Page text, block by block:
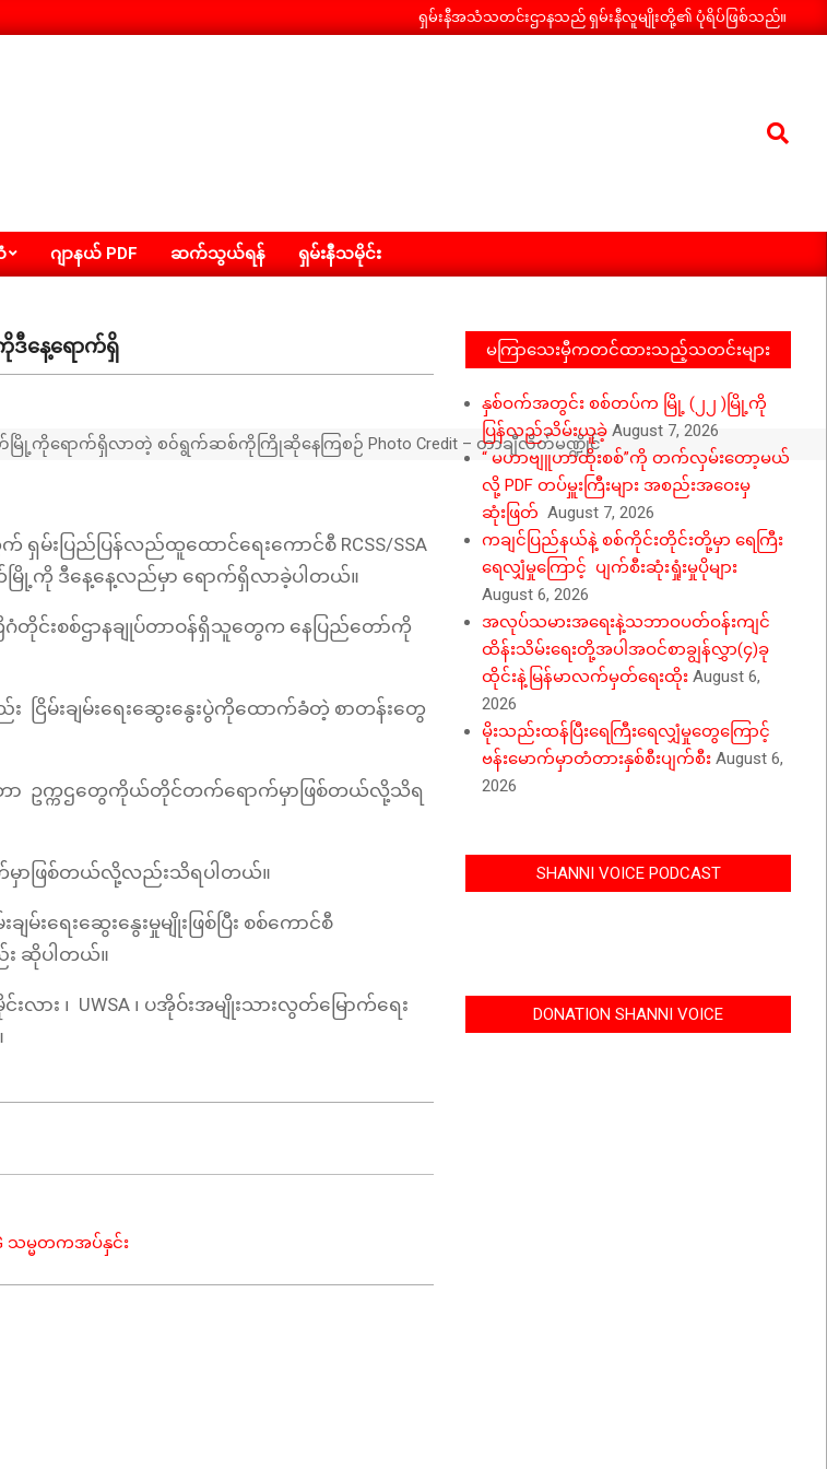
ရှမ်းနီအသံသတင်းဌာနသည် ရှမ်းနီလူမျိုးတို့၏ ပုံရိပ်ဖြစ်သည်။
Search
ဂျာနယ် PDF ဆက်သွယ်ရန် ရှမ်းနီသမိုင်း
ကိုဒီနေ့ရောက်ရှိ
ြို့ကိုရောက်ရှိလာတဲ့ စ၀်ရွက်ဆစ်ကိုကြိုဆိုနေကြစဉ် Photo Credit – တာချီလိတ်မဏ္ဍိုင်
ရှမ်းပြည်ပြန်လည်ထူထောင်ရေးကောင်စီ RCSS/SSA
ြို့ကို ဒီနေ့နေ့လည်မှာ ရောက်ရှိလာခဲ့ပါတယ်။
င်းစစ်ဌာနချုပ်တာဝန်ရှိသူတွေက နေပြည်တော်ကို
ငြိမ်းချမ်းရေးဆွေးနွေးပွဲကိုထောက်ခံတဲ့ စာတန်းတွေ
တို့ပါဝင်တာ ဥက္ကဌတွေကိုယ်တိုင်တက်ရောက်မှာဖြစ်တယ်လို့သိရ
က်မှာဖြစ်တယ်လို့လည်းသိရပါတယ်။
ရေးဆွေးနွေးမှုမျိုးဖြစ်ပြီး စစ်ကောင်စီ
း ဆိုပါတယ်။
လား ၊ UWSA ၊ ပအိုဝ်းအမျိုးသားလွတ်မြောက်ရေး
သမ္မတကအပ်နှင်း
မကြာသေးမှီကတင်ထားသည့်သတင်းများ
နှစ်ဝက်အတွင်း စစ်တပ်က မြို့ (၂၂ )မြို့ကို
ပြန်လည်သိမ်းယူခဲ့ August 7, 2026
“ မဟာဗျူဟာထိုးစစ်”ကို တက်လှမ်းတော့မယ်
လို့ PDF တပ်မှူးကြီးများ အစည်းအဝေးမှ
ဆုံးဖြတ် August 7, 2026
ကချင်ပြည်နယ်နဲ့ စစ်ကိုင်းတိုင်းတို့မှာ ရေကြီး
ရေလျှံမှုကြောင့် ပျက်စီးဆုံးရှုံးမှုပိုများ
August 6, 2026
အလုပ်သမားအရေးနဲ့သဘာဝပတ်ဝန်းကျင်
ထိန်းသိမ်းရေးတို့အပါအဝင်စာချွန်လွှာ(၄)ခု
ထိုင်းနဲ့မြန်မာလက်မှတ်ရေးထိုး August 6,
2026
မိုးသည်းထန်ပြီးရေကြီးရေလျှံမှုတွေကြောင့်
ဗန်းမောက်မှာတံတားနှစ်စီးပျက်စီး August 6,
2026
SHANNI VOICE PODCAST
DONATION SHANNI VOICE